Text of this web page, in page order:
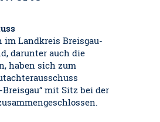
im Landkreis Breisgau-
darunter auch die
haben sich zum
mit Sitz bei der